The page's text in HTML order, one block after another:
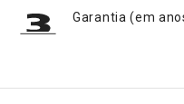
Garantia (em